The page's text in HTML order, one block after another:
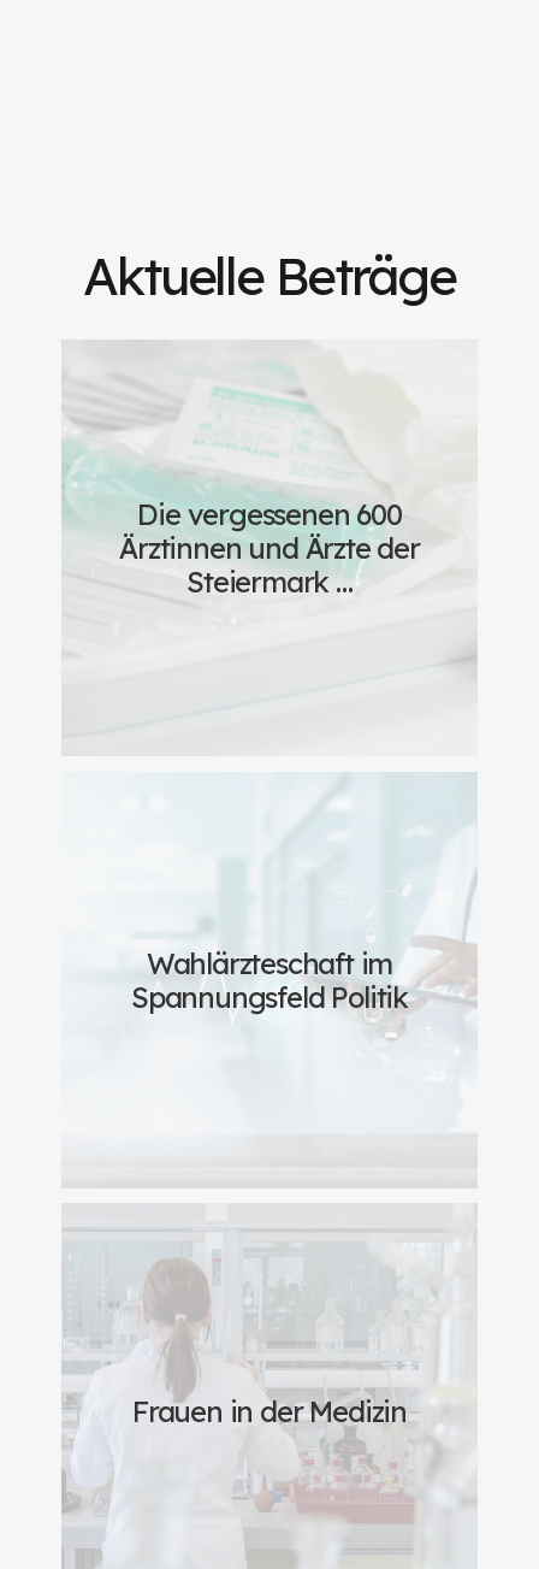
Aktuelle Beträge
Die vergessenen 600
Ärztinnen und Ärzte der
Steiermark …
Wahlärzteschaft im
Spannungsfeld Politik
Frauen in der Medizin